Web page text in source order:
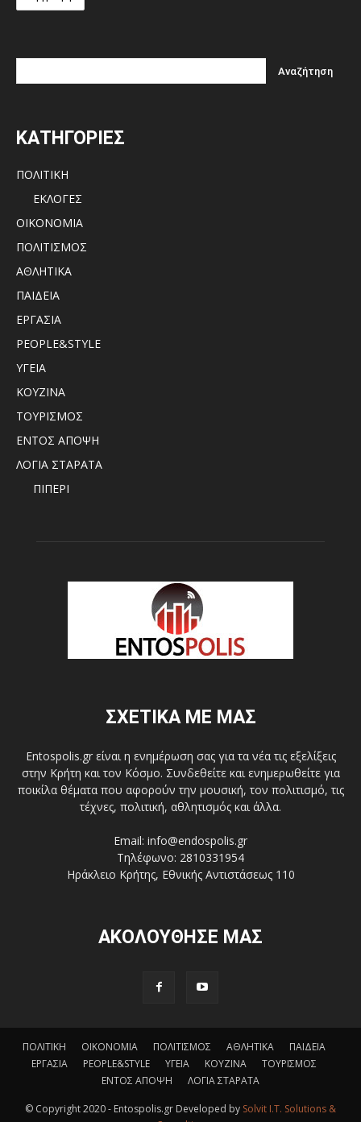
ΚΑΤΗΓΟΡΙΕΣ
ΠΟΛΙΤΙΚΗ
ΕΚΛΟΓΕΣ
ΟΙΚΟΝΟΜΙΑ
ΠΟΛΙΤΙΣΜΟΣ
ΑΘΛΗΤΙΚΑ
ΠΑΙΔΕΙΑ
ΕΡΓΑΣΙΑ
PEOPLE&STYLE
ΥΓΕΙΑ
ΚΟΥΖΙΝΑ
ΤΟΥΡΙΣΜΟΣ
ΕΝΤΟΣ ΑΠΟΨΗ
ΛΟΓΙΑ ΣΤΑΡΑΤΑ
ΠΙΠΕΡΙ
ΣΧΕΤΙΚΑ ΜΕ ΜΑΣ
Entospolis.gr είναι η ενημέρωση σας για τα νέα τις εξελίξεις
στην Κρήτη και τον Κόσμο. Συνδεθείτε και ενημερωθείτε για
ποικίλα θέματα που αφορούν την μουσική, τον πολιτισμό, τις
τέχνες, πολιτική, αθλητισμός και άλλα.
Email: info@endospolis.gr
Τηλέφωνο: 2810331954
Ηράκλειο Κρήτης, Εθνικής Αντιστάσεως 110
ΑΚΟΛΟΥΘΗΣΕ ΜΑΣ
ΠΟΛΙΤΙΚΗ ΟΙΚΟΝΟΜΙΑ ΠΟΛΙΤΙΣΜΟΣ ΑΘΛΗΤΙΚΑ
ΠΑΙΔΕΙΑ
ΕΡΓΑΣΙΑ
PEOPLE&STYLE ΥΓΕΙΑ ΚΟΥΖΙΝΑ
ΤΟΥΡΙΣΜΟΣ
ΕΝΤΟΣ ΑΠΟΨΗ
ΛΟΓΙΑ ΣΤΑΡΑΤΑ
© Copyright 2020 - Entospolis.gr Developed by Solvit I.T. Solutions &